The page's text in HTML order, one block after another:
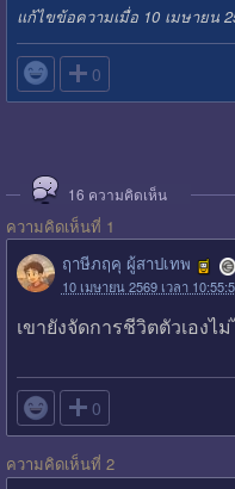
แก้ไขข้อความเมื่อ 10 เมษายน
 0
16 ความคิดเห็น
ความคิดเห็นที่ 1
ฤาษีภฤคุ ผู้สาปเทพ
10 เมษายน 2569 เวลา
เขายังจัดการชีวิตตัวเองไ
 0
ความคิดเห็นที่ 2